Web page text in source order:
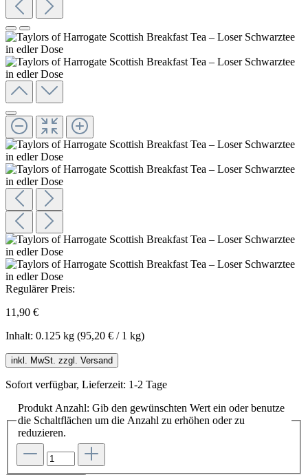
Regulärer Preis:
11,90 €
Inhalt: 0.125 kg (95,20 € / 1 kg)
inkl. MwSt. zzgl. Versand
Sofort verfügbar, Lieferzeit: 1-2 Tage
Produkt Anzahl: Gib den gewünschten Wert ein oder benutze
die Schaltflächen um die Anzahl zu erhöhen oder zu
reduzieren.